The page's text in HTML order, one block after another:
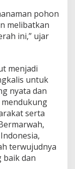
pohon
melibatkan
ini,” ujar
menjadi
untuk
nyata dan
serta
terwujudnya
baik dan